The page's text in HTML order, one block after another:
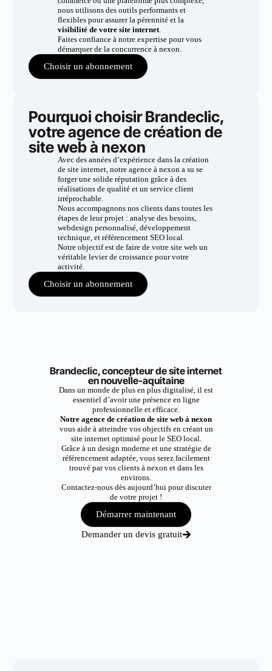
nous utilisons des outils performants et
flexibles pour assurer la pérennité et la
visibilité de votre site internet.
Faites confiance à notre expertise pour vous
démarquer de la concurrence à nexon.
Choisir un abonnement
Pourquoi choisir Brandeclic,
votre agence de création de
site web à nexon
Avec des années d’expérience dans la création
de site internet, notre agence à nexon a su se
forger une solide réputation grâce à des
réalisations de qualité et un service client
irréprochable.
Nous accompagnons nos clients dans toutes les
étapes de leur projet : analyse des besoins,
webdesign personnalisé, développement
technique, et référencement SEO local.
Notre objectif est de faire de votre site web un
véritable levier de croissance pour votre
activité.
Choisir un abonnement
Brandeclic, concepteur de site internet
en nouvelle-aquitaine
Dans un monde de plus en plus digitalisé, il est
essentiel d’avoir une présence en ligne
professionnelle et efficace.
Notre agence de création de site web à nexon
vous aide à atteindre vos objectifs en créant un
site internet optimisé pour le SEO local.
Grâce à un design moderne et une stratégie de
référencement adaptée, vous serez facilement
trouvé par vos clients à nexon et dans les
environs.
Contactez-nous dès aujourd’hui pour discuter
de votre projet !
Démarrer maintenant
Demander un devis gratuit